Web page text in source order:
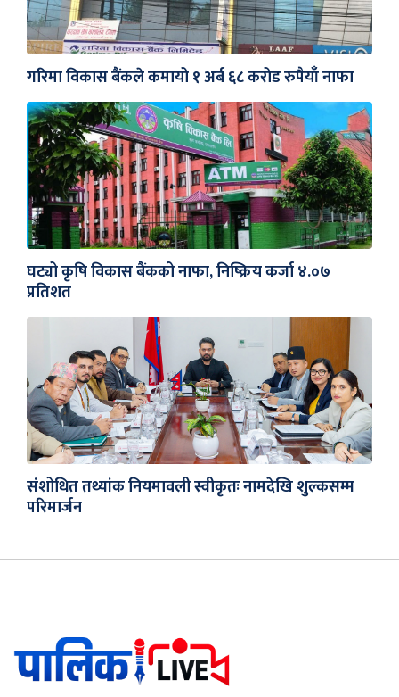
गरिमा विकास बैंकले कमायो १ अर्ब ६८ करोड रुपैयाँ नाफा
घट्यो कृषि विकास बैंकको नाफा, निष्क्रिय कर्जा ४.०७
प्रतिशत
संशोधित तथ्यांक नियमावली स्वीकृतः नामदेखि शुल्कसम्म
परिमार्जन